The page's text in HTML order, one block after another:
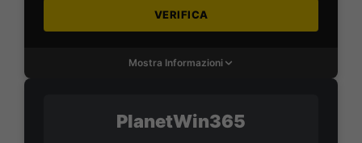
VERIFICA
Mostra Informazioni
PlanetWin365